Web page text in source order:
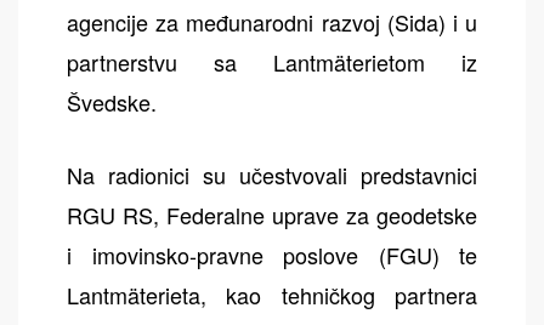
agencije za međunarodni razvoj (Sida) i u
partnerstvu sa Lantmäterietom iz
Švedske.
Na radionici su učestvovali predstavnici
RGU RS, Federalne uprave za geodetske
i imovinsko-pravne poslove (FGU) te
Lantmäterieta, kao tehničkog partnera